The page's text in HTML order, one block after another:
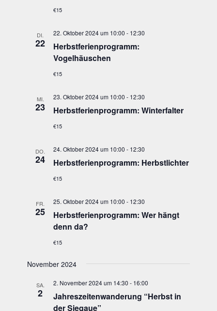
€15
DI.
22
Herbst­fe­ri­en­pro­gramm:
Vogelhäuschen
22. Oktober 2024 um 10:00 - 12:30
€15
MI.
23 Herbst­fe­ri­en­pro­gramm: Winterfalter
23. Oktober 2024 um 10:00 - 12:30
€15
DO.
24 Herbst­fe­ri­en­pro­gramm: Herbstlichter
24. Oktober 2024 um 10:00 - 12:30
€15
FR.
25
Herbst­fe­ri­en­pro­gramm: Wer hängt
denn da?
25. Oktober 2024 um 10:00 - 12:30
€15
November 2024
SA.
2
Jah­res­zei­ten­wan­de­rung “Herbst in
der Siegaue”
2. November 2024 um 14:30 - 16:00